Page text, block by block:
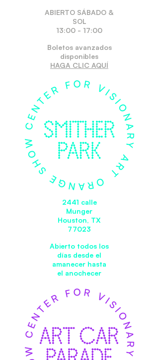
ABIERTO SÁBADO &
SOL
13:00 - 17:00
Boletos avanzados
disponibles
HAGA CLIC AQUÍ
2441 calle
Munger
Houston, TX
77023
Abierto todos los
días desde el
amanecer hasta
el anochecer